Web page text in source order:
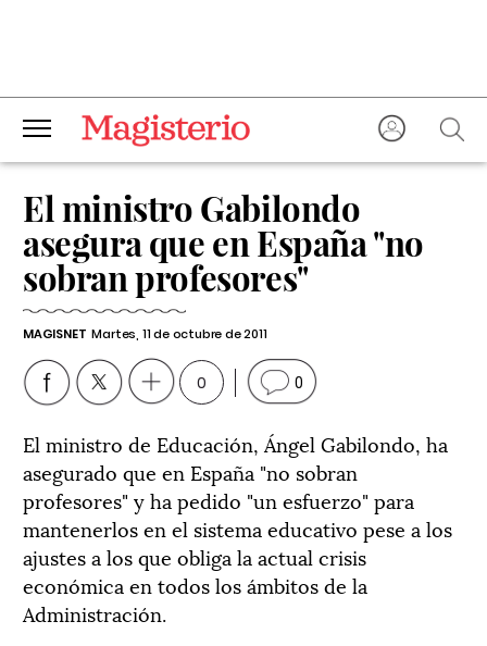
El ministro Gabilondo
asegura que en España "no
sobran profesores"
MAGISNET Martes, 11 de octubre de 2011
0 0
El ministro de Educación, Ángel Gabilondo, ha
asegurado que en España "no sobran
profesores" y ha pedido "un esfuerzo" para
mantenerlos en el sistema educativo pese a los
ajustes a los que obliga la actual crisis
económica en todos los ámbitos de la
Administración.